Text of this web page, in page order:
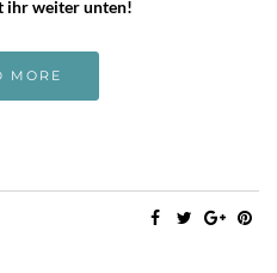
ihr weiter unten!
MORE